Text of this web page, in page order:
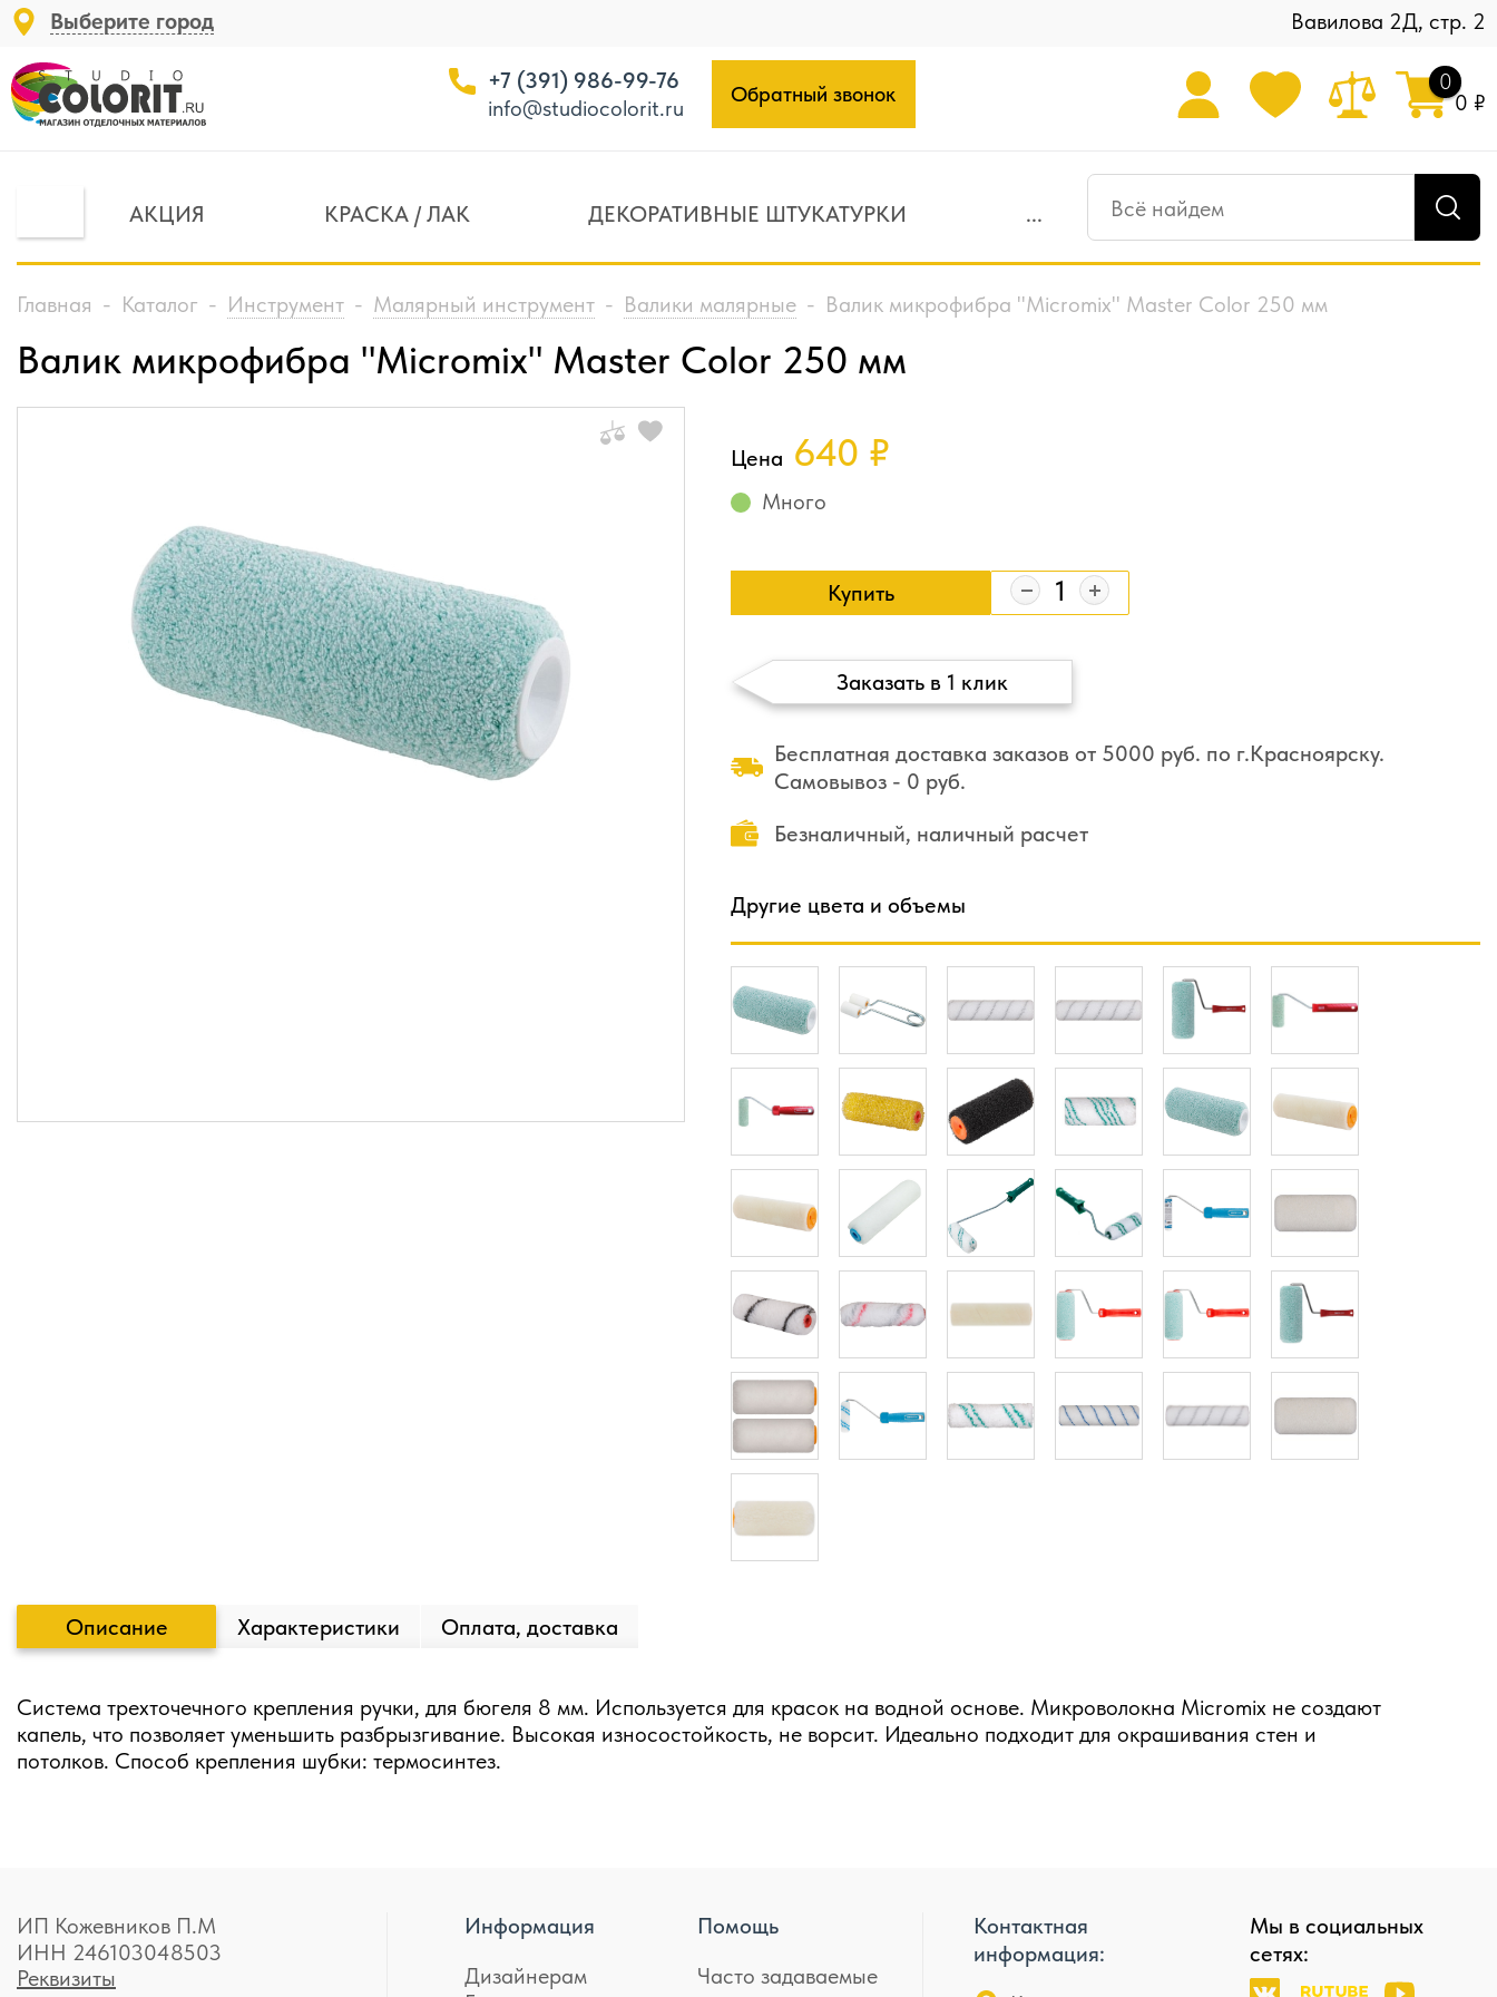
Выберите город Вавилова 2Д, стр. 2
+7 (391) 986-99-76
info@studiocolorit.ru
Обратный звонок 0
0 ₽
АКЦИЯ КРАСКА / ЛАК ДЕКОРАТИВНЫЕ ШТУКАТУРКИ ...
Главная - Каталог - Инструмент - Малярный инструмент - Валики малярные - Валик микрофибра "Micromix" Master Color 250 мм
Валик микрофибра "Micromix" Master Color 250 мм
Цена 640 ₽
Много
Купить
Заказать в 1 клик
Бесплатная доставка заказов от 5000 руб. по г.Красноярску.
Самовывоз - 0 руб.
Безналичный, наличный расчет
Другие цвета и объемы
Описание Характеристики Оплата, доставка
Система трехточечного крепления ручки, для бюгеля 8 мм. Используется для красок на водной основе. Микроволокна Micromix не создают
капель, что позволяет уменьшить разбрызгивание. Высокая износостойкость, не ворсит. Идеально подходит для окрашивания стен и
потолков. Способ крепления шубки: термосинтез.
ИП Кожевников П.М
ИНН 246103048503
Реквизиты
Информация
Дизайнерам
Помощь
Часто задаваемые
Контактная
информация:
Мы в социальных
сетях: